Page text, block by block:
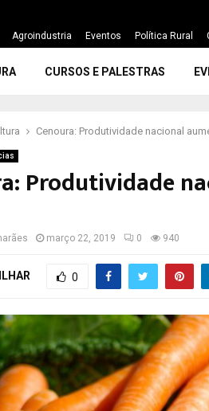
Agroindustria Eventos Política Rural
CURSOS E PALESTRAS
Cenoura: Produtividade nacional
Produtividade
março 22, 2019 0 940
0